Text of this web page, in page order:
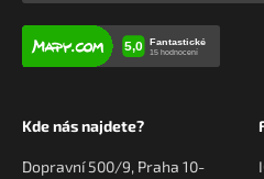
Kde nás najdete?
Dopravní 500/9, Praha 10-